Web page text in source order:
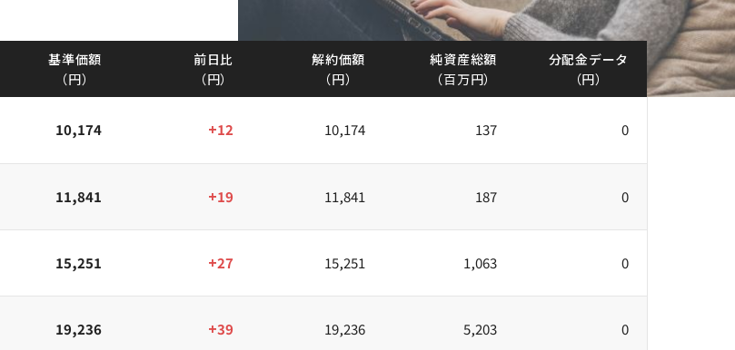
基準価額
（円）
前日比
（円）
解約価額
（円）
純資産総額
（百万円）
分配金データ
（円）
10,174 +12 10,174 137 0
11,841 +19 11,841 187 0
15,251 +27 15,251 1,063 0
19,236 +39 19,236 5,203 0